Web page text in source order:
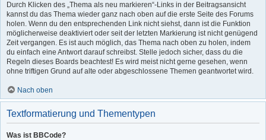
Durch Klicken des „Thema als neu markieren“-Links in der Beitragsansicht
kannst du das Thema wieder ganz nach oben auf die erste Seite des Forums
holen. Wenn du den entsprechenden Link nicht siehst, dann ist die Funktion
möglicherweise deaktiviert oder seit der letzten Markierung ist nicht genügend
Zeit vergangen. Es ist auch möglich, das Thema nach oben zu holen, indem
du einfach eine Antwort darauf schreibst. Stelle jedoch sicher, dass du die
Regeln dieses Boards beachtest! Es wird meist nicht gerne gesehen, wenn
ohne triftigen Grund auf alte oder abgeschlossene Themen geantwortet wird.
Nach oben
Textformatierung und Thementypen
Was ist BBCode?